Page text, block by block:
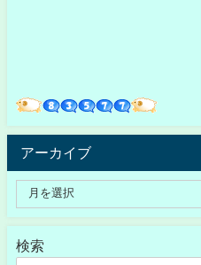
アーカイブ
検索